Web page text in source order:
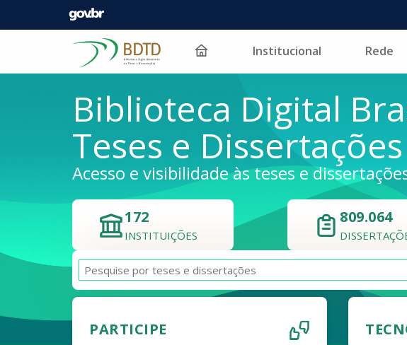
Pular para o conteúdo Institucional Rede
Biblioteca Digital
Teses e Dissertações
Acesso e visibilidade às teses e
172
INSTITUIÇÕES
809.064
PARTICIPE